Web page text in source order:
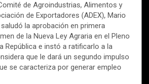
de Agroindustrias, Alimentos y
de Exportadores (ADEX), Mario
la aprobación en primera
de la Nueva Ley Agraria en el Pleno
República e instó a ratificarlo a la
que le dará un segundo impulso
se caracteriza por generar empleo